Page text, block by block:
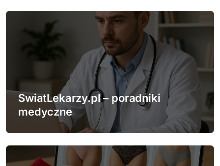
s
SwiatLekarzy.pl – poradniki
medyczne